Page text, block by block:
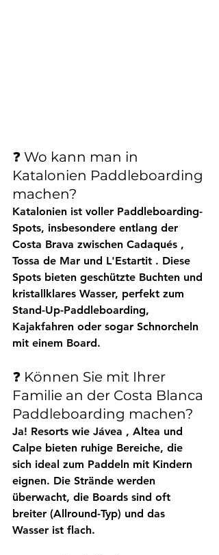
❓ Wo kann man in
Katalonien Paddleboarding
machen?
Katalonien ist voller Paddleboarding-
Spots, insbesondere entlang der
Costa Brava zwischen Cadaqués ,
Tossa de Mar und L'Estartit . Diese
Spots bieten geschützte Buchten und
kristallklares Wasser, perfekt zum
Stand-Up-Paddleboarding,
Kajakfahren oder sogar Schnorcheln
mit einem Board.
❓ Können Sie mit Ihrer
Familie an der Costa Blanca
Paddleboarding machen?
Ja! Resorts wie Jávea , Altea und
Calpe bieten ruhige Bereiche, die
sich ideal zum Paddeln mit Kindern
eignen. Die Strände werden
überwacht, die Boards sind oft
breiter (Allround-Typ) und das
Wasser ist flach.